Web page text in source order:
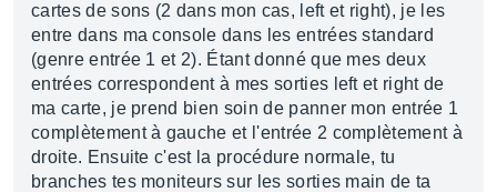
cartes de sons (2 dans mon cas, left et right), je les
entre dans ma console dans les entrées standard
(genre entrée 1 et 2). Étant donné que mes deux
entrées correspondent à mes sorties left et right de
ma carte, je prend bien soin de panner mon entrée 1
complètement à gauche et l'entrée 2 complètement à
droite. Ensuite c'est la procédure normale, tu
branches tes moniteurs sur les sorties main de ta